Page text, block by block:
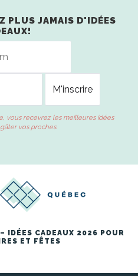
PLUS JAMAIS D'IDÉES
vous recevrez les meilleures idées
vos proches.
IDÉES CADEAUX 2026 POUR
ET FÊTES